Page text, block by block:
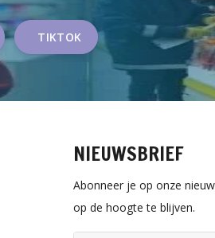
TIKTOK
NIEUWSBRIEF
Abonneer je op onze
op de hoogte te blijven.